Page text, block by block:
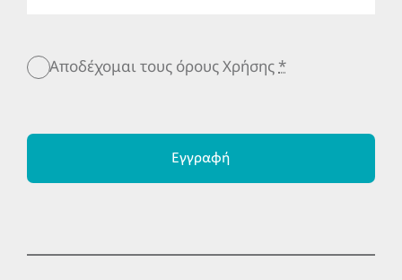
Αποδέχομαι τους όρους Χρήσης*
Εγγραφή